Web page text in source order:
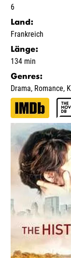
6
Land :
Frankreich
Länge:
134 min
Genres:
Drama, Romance,